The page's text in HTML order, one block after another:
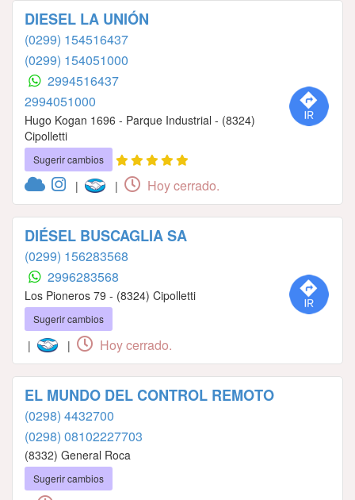
DIESEL LA UNIÓN
(0299) 154516437
(0299) 154051000
2994516437
2994051000
Hugo Kogan 1696 - Parque Industrial - (8324)
Cipolletti
Sugerir cambios
| | Hoy cerrado.
DIÉSEL BUSCAGLIA SA
(0299) 156283568
2996283568
Los Pioneros 79 - (8324) Cipolletti
Sugerir cambios
| | Hoy cerrado.
EL MUNDO DEL CONTROL REMOTO
(0298) 4432700
(0298) 08102227703
(8332) General Roca
Sugerir cambios